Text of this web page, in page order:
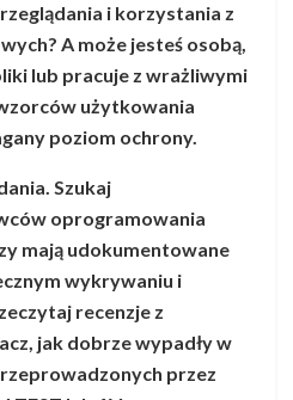
i korzystania z
A może jesteś osobą,
lub pracuje z wrażliwymi
użytkowania
poziom ochrony.
Szukaj
oprogramowania
mają udokumentowane
wykrywaniu i
recenzje z
jak dobrze wypadły w
przez